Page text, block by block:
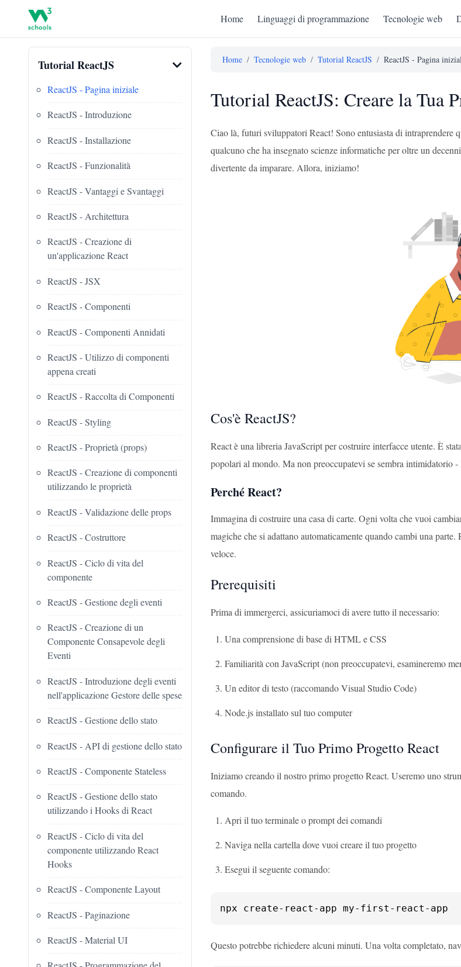
Home Linguaggi di programmazione Tecnologie web
Tutorial ReactJS
ReactJS - Pagina iniziale
ReactJS - Introduzione
ReactJS - Installazione
ReactJS - Funzionalità
ReactJS - Vantaggi e Svantaggi
ReactJS - Architettura
ReactJS - Creazione di
un'applicazione React
ReactJS - JSX
ReactJS - Componenti
ReactJS - Componenti Annidati
ReactJS - Utilizzo di componenti
appena creati
ReactJS - Raccolta di Componenti
ReactJS - Styling
ReactJS - Proprietà (props)
ReactJS - Creazione di componenti
utilizzando le proprietà
ReactJS - Validazione delle props
ReactJS - Costruttore
ReactJS - Ciclo di vita del
componente
ReactJS - Gestione degli eventi
ReactJS - Creazione di un
Componente Consapevole degli
Eventi
ReactJS - Introduzione degli eventi
nell'applicazione Gestore delle spese
ReactJS - Gestione dello stato
ReactJS - API di gestione dello stato
ReactJS - Componente Stateless
ReactJS - Gestione dello stato
utilizzando i Hooks di React
ReactJS - Ciclo di vita del
componente utilizzando React
Hooks
ReactJS - Componente Layout
ReactJS - Paginazione
ReactJS - Material UI
Home / Tecnologie web / Tutorial ReactJS / ReactJS - Pagina
Tutorial ReactJS: Creare la Tua
Ciao là, futuri sviluppatori React! Sono entusiasta di
qualcuno che ha insegnato scienze informatiche per oltre un
divertente da imparare. Allora, iniziamo!
Cos'è ReactJS?
React è una libreria JavaScript per costruire interfacce utente. È
popolari al mondo. Ma non preoccupatevi se sembra intimidatorio -
Perché React?
Immagina di costruire una casa di carte. Ogni volta che vuoi
magiche che si adattano automaticamente quando cambi una
veloce.
Prerequisiti
Prima di immergerci, assicuriamoci di avere tutto il necessario:
Una comprensione di base di HTML e CSS
Familiarità con JavaScript (non preoccupatevi, esamineremo
Un editor di testo (raccomando Visual Studio Code)
Node.js installato sul tuo computer
Configurare il Tuo Primo Progetto React
Iniziamo creando il nostro primo progetto React. Useremo uno
comando.
Apri il tuo terminale o prompt dei comandi
Naviga nella cartella dove vuoi creare il tuo progetto
Esegui il seguente comando:
npx create-react-app my-first-react-app
Questo potrebbe richiedere alcuni minuti. Una volta completato,